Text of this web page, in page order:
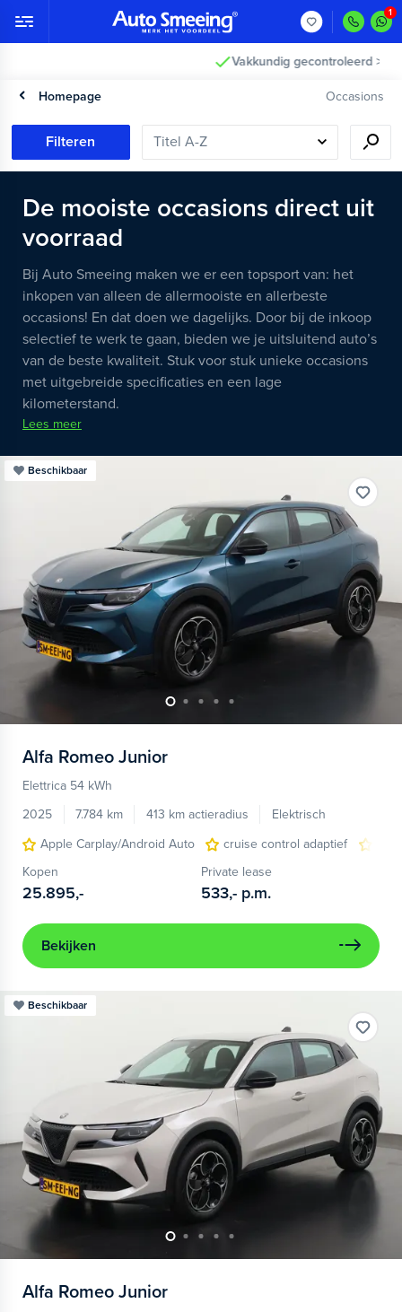
Vakkundig gecontroleerd >
Homepage Occasions
Filteren
De mooiste occasions direct uit
voorraad
Bij Auto Smeeing maken we er een topsport van: het
inkopen van alleen de allermooiste en allerbeste
occasions! En dat doen we dagelijks. Door bij de inkoop
selectief te werk te gaan, bieden we je uitsluitend auto’s
van de beste kwaliteit. Stuk voor stuk unieke occasions
met uitgebreide specificaties en een lage
kilometerstand.
Lees meer
Beschikbaar
Alfa Romeo Junior
Elettrica 54 kWh
2025
7.784 km 413 km actieradius
Elektrisch
Apple Carplay/Android Auto
cruise control adaptief
Kopen
25.895,-
Private lease
533,- p.m.
Bekijken
Beschikbaar
Alfa Romeo Junior